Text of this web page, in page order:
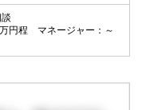
円程　マネージャー：～